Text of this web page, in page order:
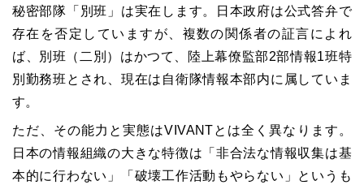
秘密部隊「別班」は実在します。日本政府は公式答弁で
存在を否定していますが、複数の関係者の証言によれ
ば、別班（二別）はかつて、陸上幕僚監部2部情報1班特
別勤務班とされ、現在は自衛隊情報本部内に属していま
す。
ただ、その能力と実態はVIVANTとは全く異なります。
日本の情報組織の大きな特徴は「非合法な情報収集は基
本的に行わない」「破壊工作活動もやらない」というも